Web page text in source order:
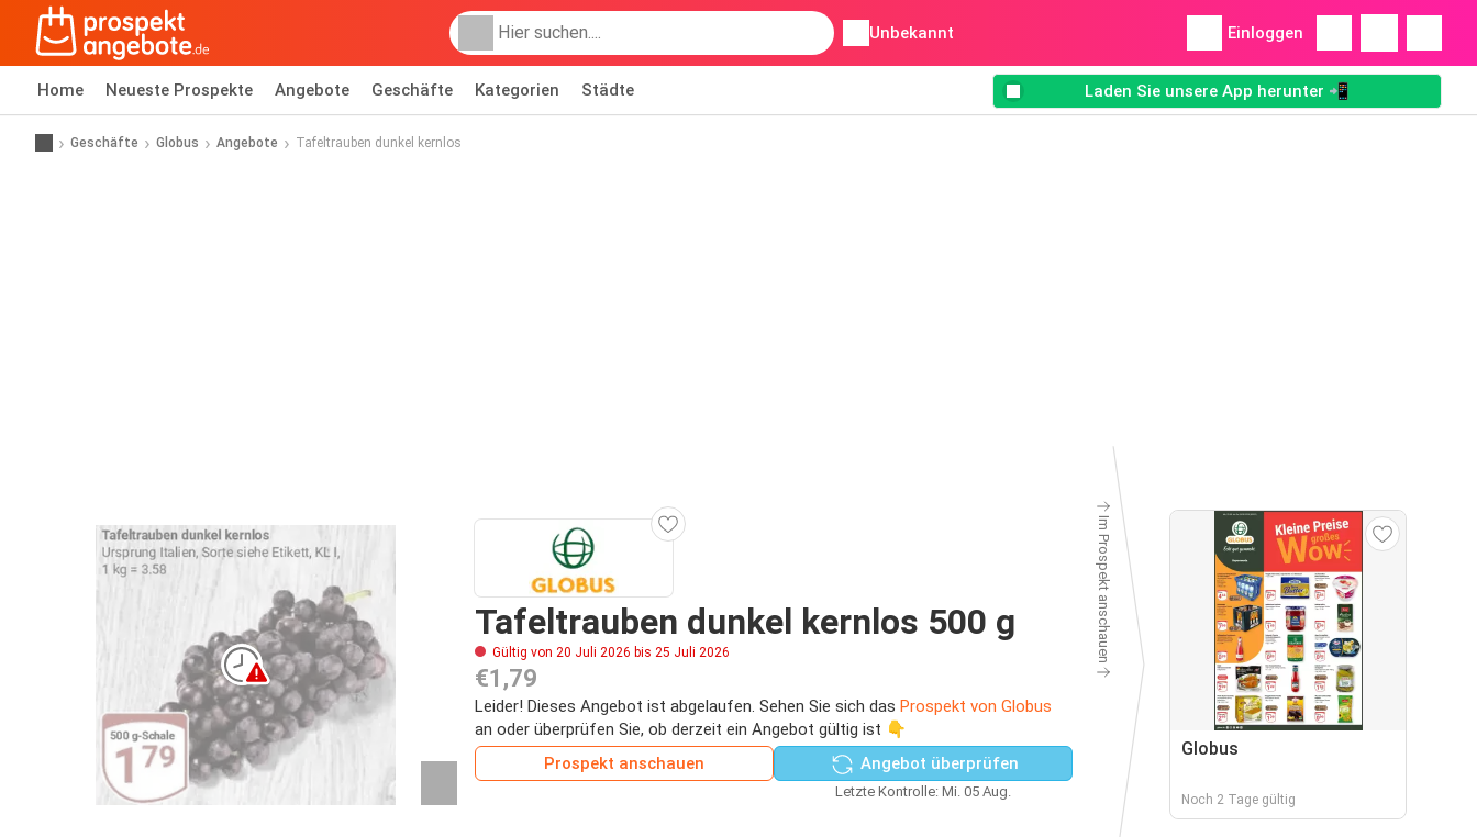
Unbekannt Einloggen
Home Neueste Prospekte Angebote Geschäfte Kategorien Städte Laden Sie unsere App herunter 📲
Geschäfte Globus Angebote Tafeltrauben dunkel kernlos
Tafeltrauben dunkel kernlos 500 g
Gültig von 20 Juli 2026 bis 25 Juli 2026
€1,79
Leider! Dieses Angebot ist abgelaufen. Sehen Sie sich das Prospekt von Globus
an oder überprüfen Sie, ob derzeit ein Angebot gültig ist 👇
Prospekt anschauen
Angebot überprüfen
Letzte Kontrolle: Mi. 05 Aug.
Im Prospekt anschauen
Globus
Noch 2 Tage gültig